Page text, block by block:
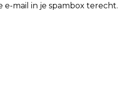
mail in je spambox terecht.